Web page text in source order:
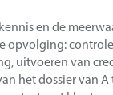
en de
opvolging:
uitvoeren van
het dossier van